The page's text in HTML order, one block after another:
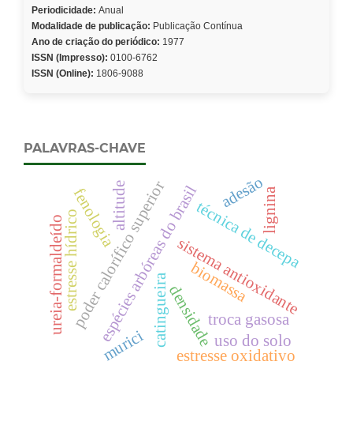
Periodicidade: Anual
Modalidade de publicação: Publicação Contínua
Ano de criação do periódico: 1977
ISSN (Impresso): 0100-6762
ISSN (Online): 1806-9088
PALAVRAS-CHAVE
biomassa
densidade
sistema antioxidante
troca gasosa
espécies arbóreas do brasiltécnica de decepa
lignina
poder calorífico superior
catingueira
estresse hídrico
altitude
estresse oxidativo
fenologia
murici
adesão
uso do solo
ureia-formaldeído